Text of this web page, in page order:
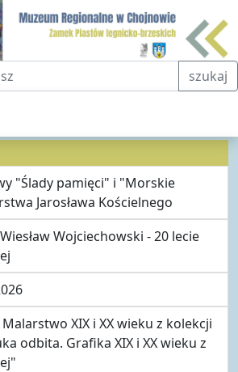
szukaj
"Ślady pamięci" i "Morskie
Jarosława Kościelnego
Wojciechowski - 20 lecie
XIX i XX wieku z kolekcji
odbita. Grafika XIX i XX wieku z